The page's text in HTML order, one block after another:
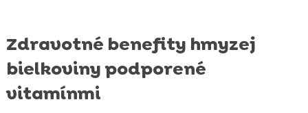
Zdravotné benefity hmyzej
bielkoviny podporené
vitamínmi